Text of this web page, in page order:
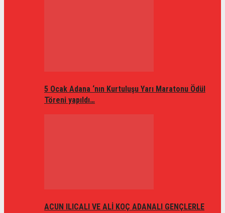
5 Ocak Adana ‘nın Kurtuluşu Yarı Maratonu Ödül
Töreni yapıldı…
ACUN ILICALI VE ALİ KOÇ ADANALI GENÇLERLE